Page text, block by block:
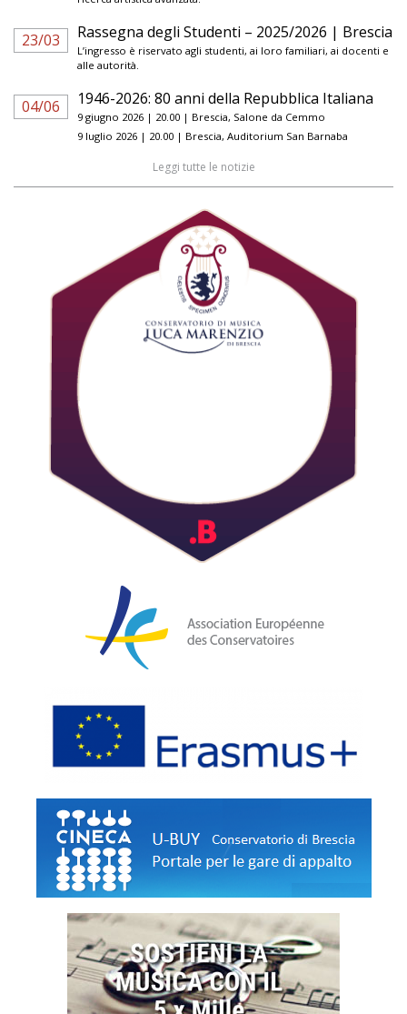
23/03 Rassegna degli Studenti – 2025/2026 | Brescia
L’ingresso è riservato agli studenti, ai loro familiari, ai docenti e
alle autorità.
04/06 1946-2026: 80 anni della Repubblica Italiana
9 giugno 2026 | 20.00 | Brescia, Salone da Cemmo
9 luglio 2026 | 20.00 | Brescia, Auditorium San Barnaba
Leggi tutte le notizie